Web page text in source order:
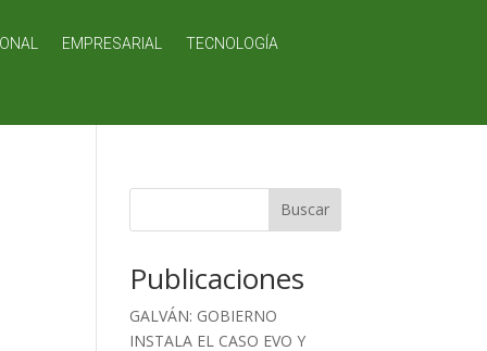
EMPRESARIAL
TECNOLOGÍA
Buscar
Publicaciones
GALVÁN: GOBIERNO
INSTALA EL CASO EVO Y